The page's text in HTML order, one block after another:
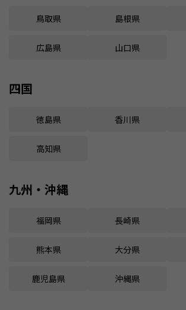
鳥取県 島根県
広島県 山口県
四国
徳島県 香川県
高知県
九州・沖縄
福岡県 長崎県
熊本県 大分県
鹿児島県 沖縄県